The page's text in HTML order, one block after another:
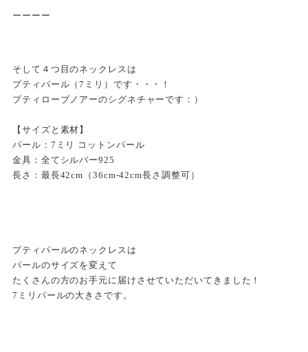
ーーーー
そして４つ目のネックレスは
プティパール（7ミリ）です・・・！
プティローブノアーのシグネチャーです：）
【サイズと素材】
パール：7ミリ コットンパール
金具：全てシルバー925
長さ：最長42cm（36cm-42cm長さ調整可）
プティパールのネックレスは
パールのサイズを変えて
たくさんの方のお手元に届けさせていただいてきました！
7ミリパールの大きさです。